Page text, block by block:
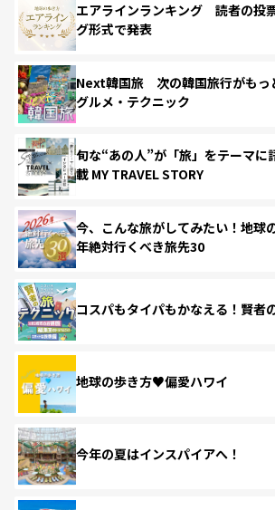
エアラインランキング 読者の投
グ形式で発表
Next韓国旅 次の韓国旅行がもっ
グルメ・テクニック
旬な“あの人”が「旅」をテーマに
載 MY TRAVEL STORY
今、こんな旅がしてみたい！地球
年絶対行くべき旅先30
コスパもタイパもかなえる！賢者
地球の歩き方♥偏愛ハワイ
今年の夏はインスパイアへ！